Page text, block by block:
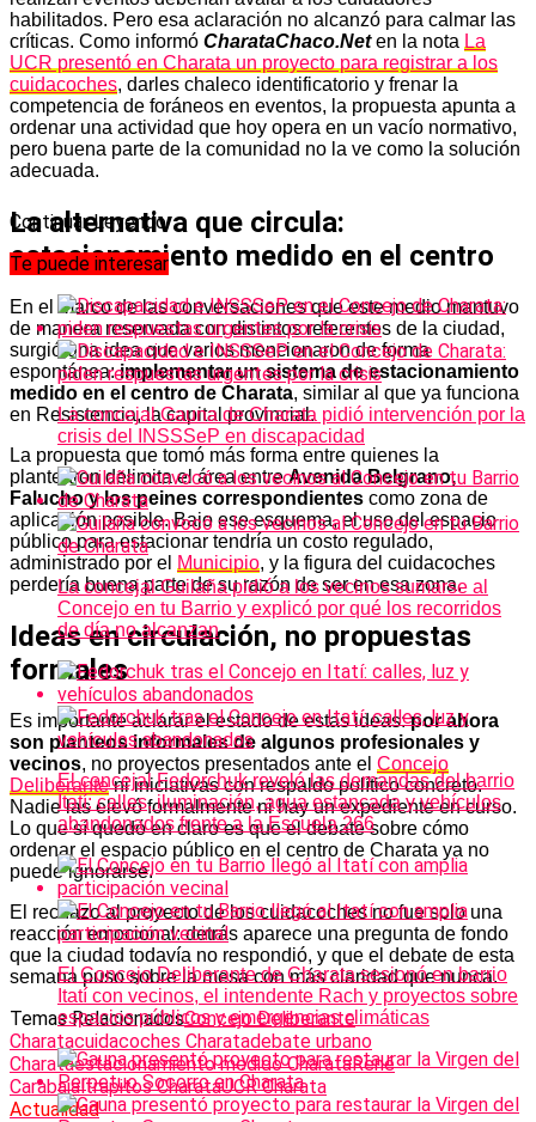
habilitados. Pero esa aclaración no alcanzó para calmar las
críticas. Como informó CharataChaco.Neten la nota La
UCR presentó en Charata un proyecto para registrar a los
cuidacoches, darles chaleco identificatorio y frenar la
competencia de foráneos en eventos, la propuesta apunta a
ordenar una actividad que hoy opera en un vacío normativo,
pero buena parte de la comunidad no la ve como la solución
adecuada.
La alternativa que circula:
estacionamiento medido en el centro
En el marco de las conversaciones que este medio mantuvo
de manera reservada con distintos referentes de la ciudad,
surgió una idea que varios mencionaron de forma
espontánea:implementar un sistema de estacionamiento
medido en el centro de Charata, similar al que ya funciona
en Resistencia, la capital provincial.
La propuesta que tomó más forma entre quienes la
plantearon delimita el área entreAvenida Belgrano,
Falucho y los peines correspondientes como zona de
aplicación posible. Bajo ese esquema, el uso del espacio
público para estacionar tendría un costo regulado,
administrado por el Municipio, y la figura del cuidacoches
perdería buena parte de su razón de ser en esa zona.
Ideas en circulación, no propuestas
formales
Es importante aclarar el estado de estas ideas:por ahora
son planteos informales de algunos profesionales y
vecinos, no proyectos presentados ante el Concejo
Deliberanteni iniciativas con respaldo político concreto.
Nadie las elevó formalmente ni hay un expediente en curso.
Lo que sí quedó en claro es que el debate sobre cómo
ordenar el espacio público en el centro de Charata ya no
puede ignorarse.
El rechazo al proyecto de los cuidacoches no fue solo una
reacción emocional: detrás aparece una pregunta de fondo
que la ciudad todavía no respondió, y que el debate de esta
semana puso sobre la mesa con más claridad que nunca.
Temas RelacionadosConcejo Deliberante
Charatacuidacoches Charatadebate urbano
Charataestacionamiento medido CharataRené
Carabajaltrapitos CharataUCR Charata
Actualidad
Continuar Leyendo
Te puede interesar
La concejal Gauna de Charata pidió intervención por la
crisis del INSSSeP en discapacidad
La concejal Guilaña pidió a los vecinos sumarse al
Concejo en tu Barrio y explicó por qué los recorridos
de día no alcanzan
El concejal Fedorchuk reveló las demandas del barrio
Itatí: calles, iluminación, agua estancada y vehículos
abandonados frente a la Escuela 266
El Concejo Deliberante de Charata sesionó en barrio
Itatí con vecinos, el intendente Rach y proyectos sobre
espacios públicos y emergencias climáticas